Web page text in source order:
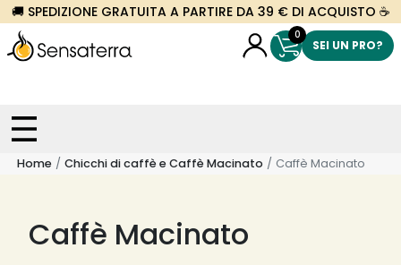
🚚 SPEDIZIONE GRATUITA A PARTIRE DA 39 € DI ACQUISTO ☕
0
SEI UN PRO?
Home Chicchi di caffè e Caffè Macinato Caffè Macinato
Caffè Macinato